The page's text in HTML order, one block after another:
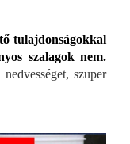
tulajdonságokkal
szalagok nem.
szuper